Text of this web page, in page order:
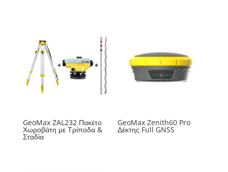
GeoMax ZAL232 Πακέτο
Χωροβάτη με Τρίποδα &
Σταδία
GeoMax Zenith60 Pro
Δέκτης Full GNSS